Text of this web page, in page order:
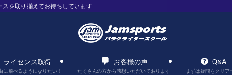
を取り揃えてお待ちしています
ライセンス取得
に飛べるようになりたい！
お客様の声
たくさんの方から感想いただいております
Q&A
まずは疑問をクリア